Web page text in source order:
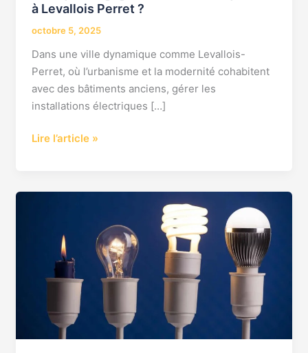
à Levallois Perret ?
octobre 5, 2025
Dans une ville dynamique comme Levallois-
Perret, où l’urbanisme et la modernité cohabitent
avec des bâtiments anciens, gérer les
installations électriques […]
Lire l’article »